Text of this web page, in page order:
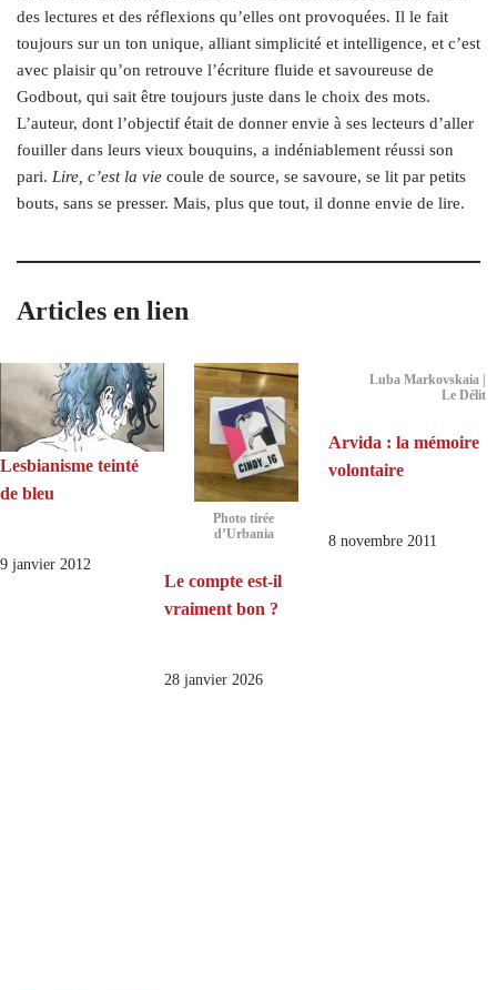
des lectures et des réflexions qu’elles ont provoquées. Il le fait
toujours sur un ton unique, alliant simplicité et intelligence, et c’est
avec plaisir qu’on retrouve l’écriture fluide et savoureuse de
Godbout, qui sait être toujours juste dans le choix des mots.
L’auteur, dont l’objectif était de donner envie à ses lecteurs d’aller
fouiller dans leurs vieux bouquins, a indéniablement réussi son
pari. Lire, c’est la vie coule de source, se savoure, se lit par petits
bouts, sans se presser. Mais, plus que tout, il donne envie de lire.
Articles en lien
Lesbianisme teinté
de bleu
9 janvier 2012
Photo tirée
d’Urbania
Le compte est-il
vraiment bon ?
28 janvier 2026
Luba Markovskaia |
Le Délit
Arvida : la mémoire
volontaire
8 novembre 2011